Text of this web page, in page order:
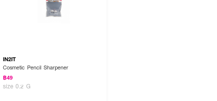
IN2IT
Cosmetic Pencil Sharpener
฿49
size 0.2 G